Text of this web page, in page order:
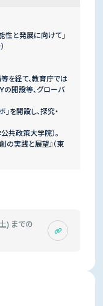
性と発展に向けて」
を経て、教育庁では
開設等、グローバ
を開設し、探究・
共政策大学院）。
の実践と展望』（東
) までの